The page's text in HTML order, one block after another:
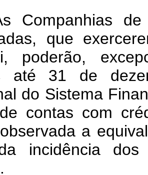
Companhias de
que
poderão,
até 31 de
do Sistema
contas com
a
incidência dos